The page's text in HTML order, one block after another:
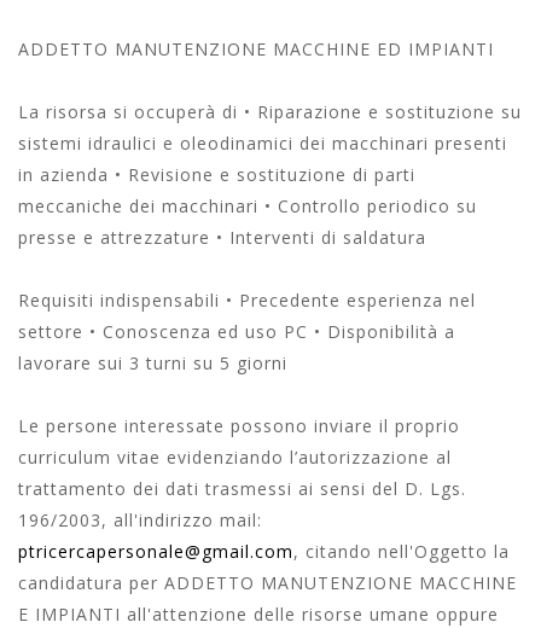
ADDETTO MANUTENZIONE MACCHINE ED IMPIANTI
La risorsa si occuperà di • Riparazione e sostituzione su
sistemi idraulici e oleodinamici dei macchinari presenti
in azienda • Revisione e sostituzione di parti
meccaniche dei macchinari • Controllo periodico su
presse e attrezzature • Interventi di saldatura
Requisiti indispensabili • Precedente esperienza nel
settore • Conoscenza ed uso PC • Disponibilità a
lavorare sui 3 turni su 5 giorni
Le persone interessate possono inviare il proprio
curriculum vitae evidenziando l’autorizzazione al
trattamento dei dati trasmessi ai sensi del D. Lgs.
196/2003, all'indirizzo mail:
ptricercapersonale@gmail.com, citando nell'Oggetto la
candidatura per ADDETTO MANUTENZIONE MACCHINE
E IMPIANTI all'attenzione delle risorse umane oppure